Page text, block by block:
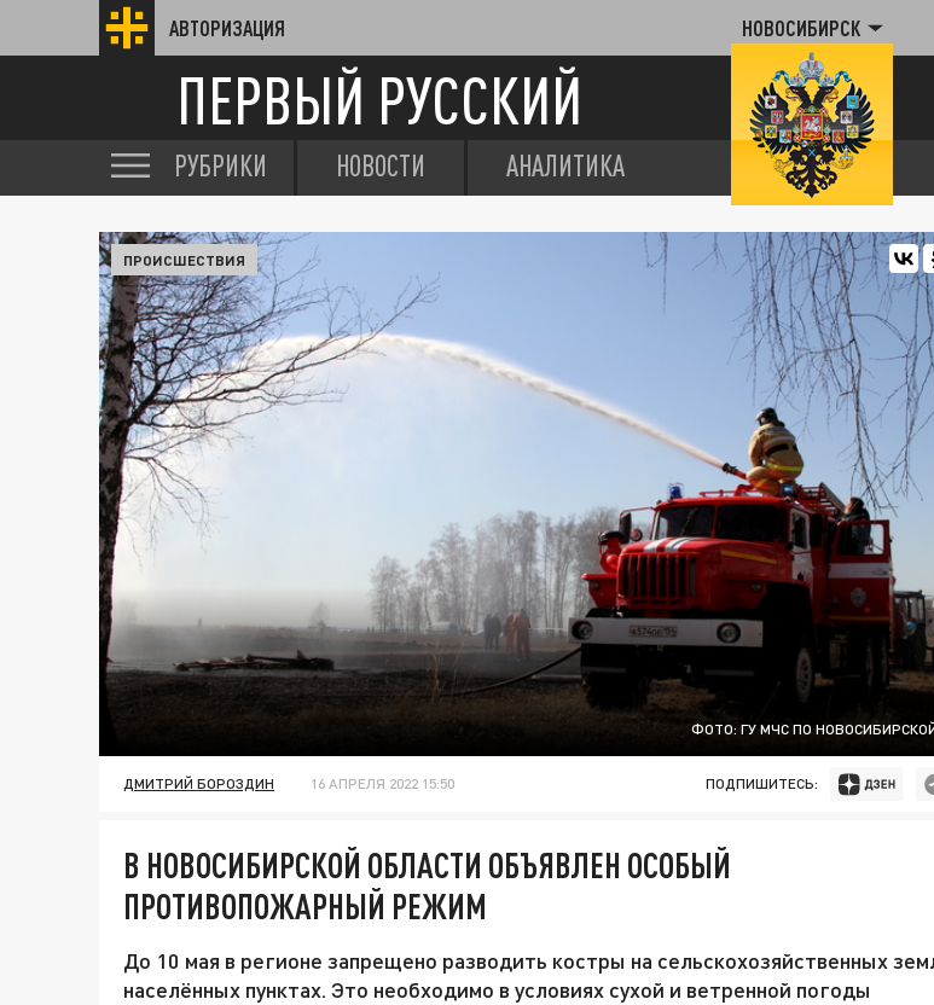
АВТОРИЗАЦИЯ НОВОСИБИРСК
ПЕРВЫЙ РУССКИЙ
РУБРИКИ НОВОСТИ АНАЛИТИКА
ФОТО: ГУ МЧС ПО
ПРОИСШЕСТВИЯ
ДМИТРИЙ БОРОЗДИН 16 АПРЕЛЯ 2022 15:50 ПОДПИШИТЕСЬ:
В НОВОСИБИРСКОЙ ОБЛАСТИ ОБЪЯВЛЕН ОСОБЫЙ
ПРОТИВОПОЖАРНЫЙ РЕЖИМ
До 10 мая в регионе запрещено разводить костры на сельскохозяйственных
населённых пунктах. Это необходимо в условиях сухой и ветренной погоды